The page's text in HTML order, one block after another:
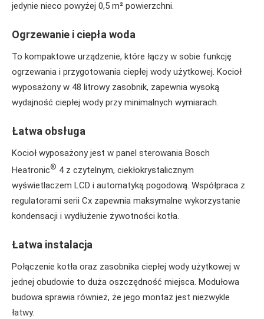
jedynie nieco powyżej 0,5 m² powierzchni.
Ogrzewanie i ciepła woda
To kompaktowe urządzenie, które łączy w sobie funkcję
ogrzewania i przygotowania ciepłej wody użytkowej. Kocioł
wyposażony w 48 litrowy zasobnik, zapewnia wysoką
wydajność ciepłej wody przy minimalnych wymiarach.
Łatwa obsługa
Kocioł wyposażony jest w panel sterowania Bosch
Heatronic® 4 z czytelnym, ciekłokrystalicznym
wyświetlaczem LCD i automatyką pogodową. Współpraca z
regulatorami serii Cx zapewnia maksymalne wykorzystanie
kondensacji i wydłużenie żywotności kotła.
Łatwa instalacja
Połączenie kotła oraz zasobnika ciepłej wody użytkowej w
jednej obudowie to duża oszczędność miejsca. Modułowa
budowa sprawia również, że jego montaż jest niezwykle
łatwy.